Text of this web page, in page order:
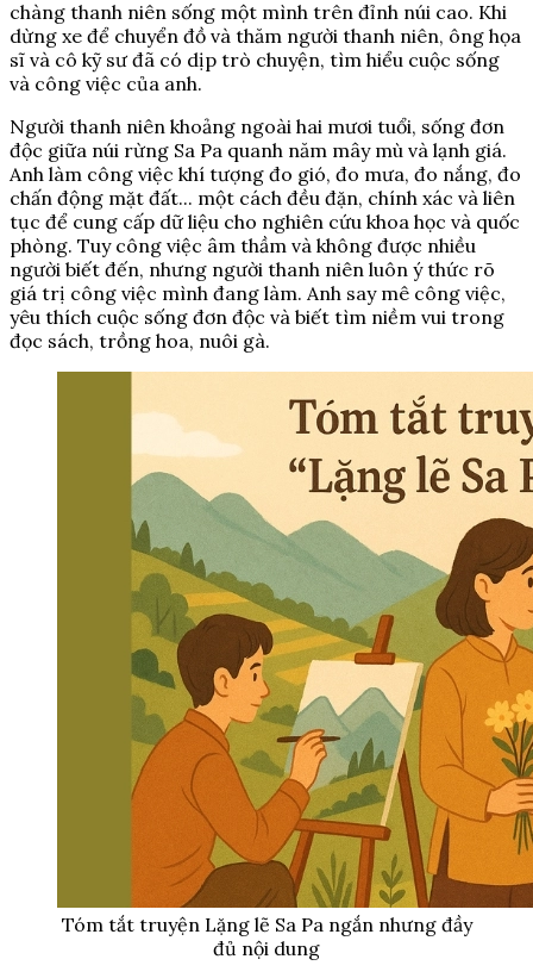
chàng thanh niên sống một mình trên đỉnh núi cao. Khi
dừng xe để chuyển đồ và thăm người thanh niên, ông họa
sĩ và cô kỹ sư đã có dịp trò chuyện, tìm hiểu cuộc sống
và công việc của anh.
Người thanh niên khoảng ngoài hai mươi tuổi, sống đơn
độc giữa núi rừng Sa Pa quanh năm mây mù và lạnh giá.
Anh làm công việc khí tượng đo gió, đo mưa, đo nắng, đo
chấn động mặt đất... một cách đều đặn, chính xác và liên
tục để cung cấp dữ liệu cho nghiên cứu khoa học và quốc
phòng. Tuy công việc âm thầm và không được nhiều
người biết đến, nhưng người thanh niên luôn ý thức rõ
giá trị công việc mình đang làm. Anh say mê công việc,
yêu thích cuộc sống đơn độc và biết tìm niềm vui trong
đọc sách, trồng hoa, nuôi gà.
Tóm tắt truyện Lặng lẽ Sa Pa ngắn nhưng đầy
đủ nội dung